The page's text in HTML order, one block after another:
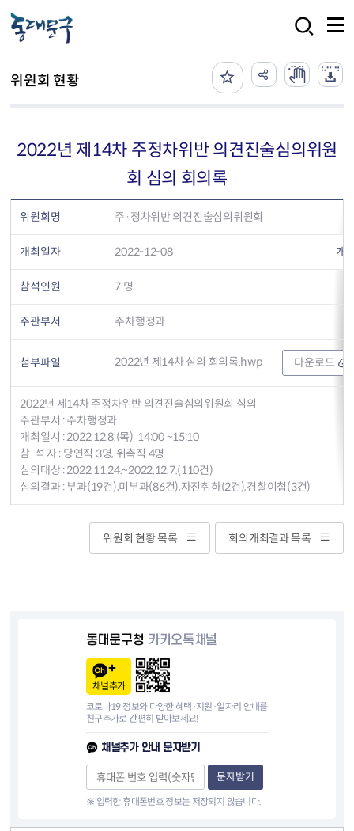
위원회 현황
2022년 제14차 주정차위반 의견진술심의위원
회 심의 회의록
위원회명 주·정차위반 의견진술심의위원회
개최일자 2022-12-08 개
참석인원 7 명
주관부서 주차행정과
첨부파일 2022년 제14차 심의 회의록.hwp 다운로드
2022년 제14차 주정차위반 의견진술심의위원회 심의
주관부서 : 주차행정과
개최일시 : 2022.12.8.(목) 14:00 ~15:10
참 석 자 : 당연직 3명, 위촉직 4명
심의대상 : 2022.11.24.~2022.12.7.(110건)
심의결과 : 부과(19건),미부과(86건),자진취하(2건),경찰이첩(3건)
위원회 현황 목록 회의개최결과 목록
동대문구청 카카오톡채널
채널추가
코로나19 정보와 다양한 혜택·지원·일자리 안내를
친구추가로 간편히 받아보세요!
채널추가 안내 문자받기
문자받기
※ 입력한 휴대폰번호 정보는 저장되지 않습니다.